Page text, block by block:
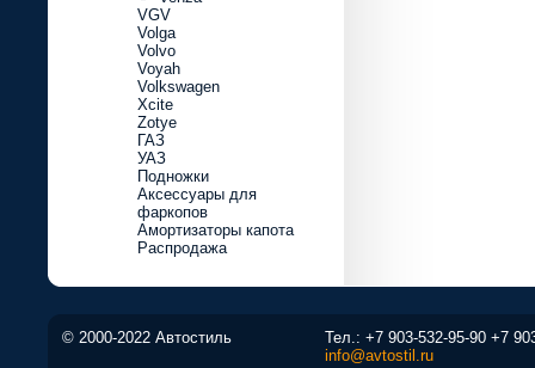
VGV
Volga
Volvo
Voyah
Volkswagen
Xcite
Zotye
ГАЗ
УАЗ
Подножки
Аксессуары для
фаркопов
Амортизаторы капота
Распродажа
© 2000-2022 Автостиль Тел.: +7 903-532-95-90 +7
info@avtostil.ru